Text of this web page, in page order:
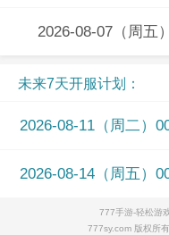
2026-08-07（周五）
未来7天开服计划：
2026-08-11（周二）
2026-08-14（周五）
777手游-轻松游
777sy.com 版权所有